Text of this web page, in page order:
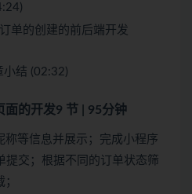
单的创建的前后端开发
结 (02:32)
面的开发9 节 | 95分钟
称等信息并展示；完成小程序
提交；根据不同的订单状态筛